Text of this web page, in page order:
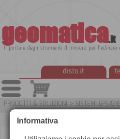
geomatica.it
Il portale degli strumenti di misura per l'edilizia
disto.it
PRODOTTI & SOLUZIONI > SISTEMI GPS/
Informativa